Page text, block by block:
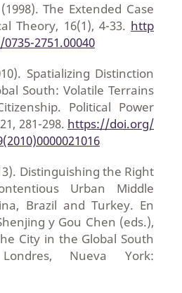
The Extended Case
Theory, 16(1), 4-33. http
2751.00040
Spatializing Distinction
South: Volatile Terrains
Political Power
281-298. https://doi.org/
Distinguishing the Right
Urban Middle
Brazil and Turkey. En
y Gou Chen (eds.),
City in the Global South
Nueva York: